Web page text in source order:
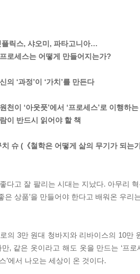
플릭스, 샤오미, 파타고니아…
로세스는 어떻게 만들어지는가?
의 ‘과정’이 ‘가치’를 만든다
천이 ‘아웃풋’에서 ‘프로세스’로 이행하
이 반드시 읽어야 할 책
치 슈 (《철학은 어떻게 삶의 무기가 되는
다고 잘 팔리는 시대는 지났다. 아무리
은 상품’을 만들어야 한다고 배워온 우
의 3만 원대 청바지와 리바이스의 10만
, 같은 옷이라고 해도 옷을 만드는 ‘프
’에서 나오는 세상이 온 것이다.